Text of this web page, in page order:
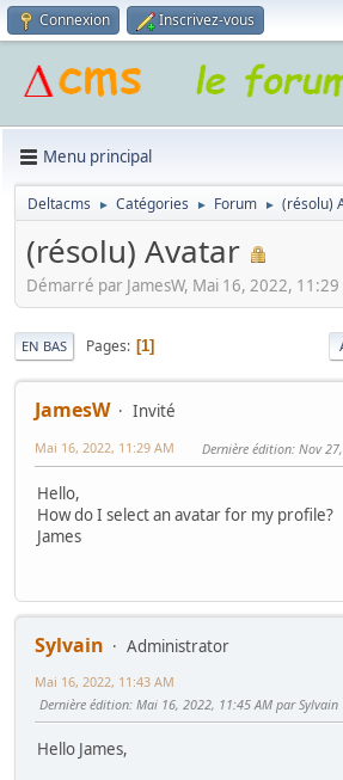
Connexion Inscrivez-vous
Menu principal
Deltacms ► Catégories ► Forum ► (résolu)
(résolu) Avatar
Démarré par JamesW, Mai 16, 2022, 11:29
EN BAS Pages 1
JamesW Invité
Mai 16, 2022, 11:29 AM Dernière édition: Nov
Hello,
How do I select an avatar for my profile?
James
Sylvain
Administrator
Mai 16, 2022, 11:43 AM
Dernière édition: Mai 16, 2022, 11:45 AM par Sylvain
Hello James,